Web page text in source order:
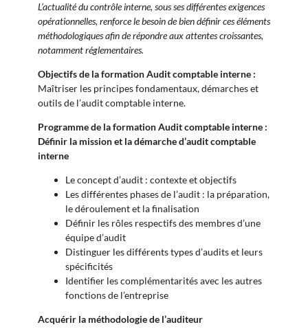
L’actualité du contrôle interne, sous ses différentes exigences
opérationnelles, renforce le besoin de bien définir ces éléments
méthodologiques afin de répondre aux attentes croissantes,
notamment réglementaires.
Objectifs de la formation Audit comptable interne :
Maîtriser les principes fondamentaux, démarches et
outils de l’audit comptable interne.
Programme de la formation Audit comptable interne :
Définir la mission et la démarche d’audit comptable
interne
Le concept d’audit : contexte et objectifs
Les différentes phases de l’audit : la préparation,
le déroulement et la finalisation
Définir les rôles respectifs des membres d’une
équipe d’audit
Distinguer les différents types d’audits et leurs
spécificités
Identifier les complémentarités avec les autres
fonctions de l’entreprise
Acquérir la méthodologie de l’auditeur